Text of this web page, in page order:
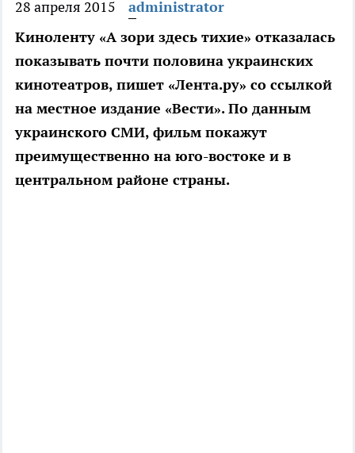
28 апреля 2015
administrator
Киноленту «А зори здесь тихие» отказалась
показывать почти половина украинских
кинотеатров, пишет «Лента.ру» со ссылкой
на местное издание «Вести». По данным
украинского СМИ, фильм покажут
преимущественно на юго-востоке и в
центральном районе страны.